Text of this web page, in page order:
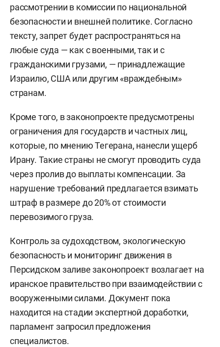
рассмотрении в комиссии по национальной
безопасности и внешней политике. Согласно
тексту, запрет будет распространяться на
любые суда — как с военными, так и с
гражданскими грузами, — принадлежащие
Израилю, США или другим «враждебным»
странам.
Кроме того, в законопроекте предусмотрены
ограничения для государств и частных лиц,
которые, по мнению Тегерана, нанесли ущерб
Ирану. Такие страны не смогут проводить суда
через пролив до выплаты компенсации. За
нарушение требований предлагается взимать
штраф в размере до 20% от стоимости
перевозимого груза.
Контроль за судоходством, экологическую
безопасность и мониторинг движения в
Персидском заливе законопроект возлагает на
иранское правительство при взаимодействии с
вооруженными силами. Документ пока
находится на стадии экспертной доработки,
парламент запросил предложения
специалистов.